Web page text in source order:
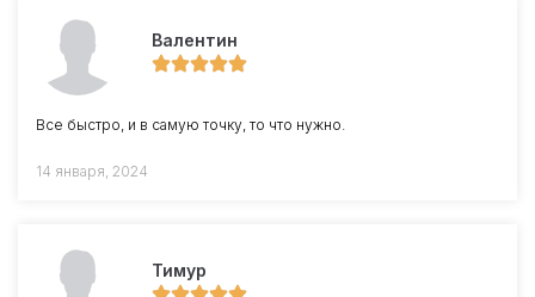
Валентин
Все быстро, и в самую точку, то что нужно.
14 января, 2024
Тимур